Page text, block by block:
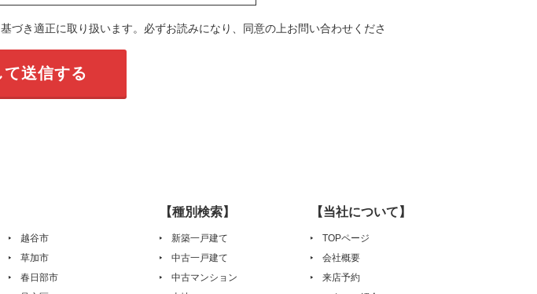
づき適正に取り扱います。必ずお読みになり、同意の上お問い合わせくださ
て送信する
越谷市
草加市
春日部市
【種別検索】
新築一戸建て
中古一戸建て
中古マンション
【当社について】
TOPページ
会社概要
来店予約